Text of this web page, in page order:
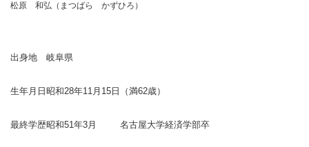
松原 和弘（まつばら かずひろ）
出身地 岐阜県
生年月日 昭和28年11月15日 （満62歳）
最終学歴昭和51年3月 名古屋大学経済学部卒